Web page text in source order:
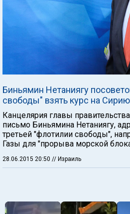
Биньямин Нетаниягу
свободы" взять курс на Сирию
Канцелярия главы
письмо Биньямина Нетаниягу,
третьей "флотилии свободы",
Газы для "прорыва морской
28.06.2015 20:50 // Израиль